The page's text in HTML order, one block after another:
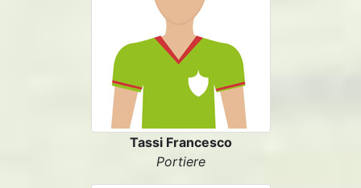
Tassi Francesco
Portiere